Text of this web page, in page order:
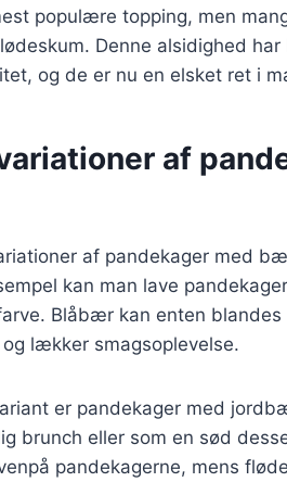
populære topping, men
Denne alsidighed
og de er nu en elsket ret i
af
af pandekager med
kan man lave
Blåbær kan enten
lækker smagsoplevelse.
er pandekager med
brunch eller som en sød
pandekagerne, mens